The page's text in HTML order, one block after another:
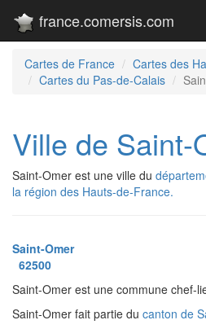
france.comersis.com
Cartes de France
Cartes des
Cartes du Pas-de-Calais
Ville de Saint-
Saint-Omer est une ville du
la région des Hauts-de-France.
Saint-Omer
62500
Saint-Omer est une commune chef-
Saint-Omer fait partie du canton de